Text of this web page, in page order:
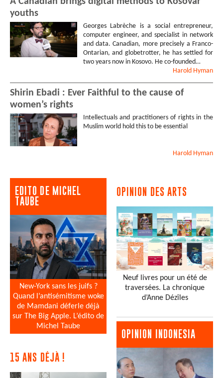
youths
Georges Labrèche is a social entrepreneur,
computer engineer, and specialist in network
and data. Canadian, more precisely a Franco-
Ontarian, and globetrotter, he has settled for
two years now in Kosovo. He co-founded…
Harold Hyman
Shirin Ebadi : Ever Faithful to the cause of
women’s rights
Intellectuals and practitioners of rights in the
Muslim world hold this to be essential
Harold Hyman
EDITO DE MICHEL
TAUBE
New-York sans les juifs ?
Quand l’antisémitisme woke
de Mamdani déferle déjà
sur The Big Apple. L’édito de
Michel Taube
15 ANS DÉJÀ !
OPINION DES ARTS
Neuf livres pour un été de
traversées. La chronique
d’Anne Dézîles
OPINION INDONESIA